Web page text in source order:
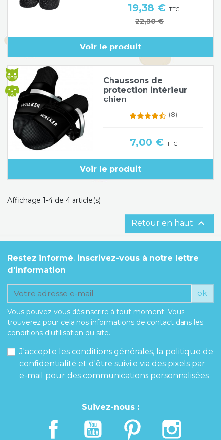
Prix de base
22,80 €
Prix
19,38 € TTC
Voir le produit
Chaussons de
protection intérieur
chien
(8)
Prix
7,00 € TTC
Voir le produit
Affichage 1-4 de 4 article(s)
Retour en haut 
Restez informé, inscrivez-vous à notre lettre
d'information
ok
Vous pouvez vous désinscrire à tout moment. Vous
trouverez pour cela nos informations de contact dans les
conditions d'utilisation du site.
J'accepte les conditions générales, la politique de
confidentialité et d'être suivi.e via des pixels par
e-mail pour des communications personnalisées
Suivez-nous :